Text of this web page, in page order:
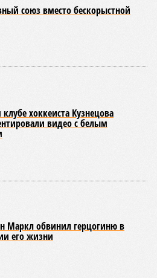
союз вместо бескорыстной
хоккеиста Кузнецова
видео с белым
Маркл обвинил герцогиню в
его жизни